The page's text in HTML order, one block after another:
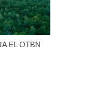
EL OTBN